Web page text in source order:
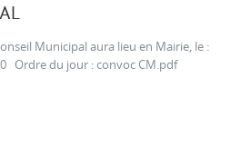
Municipal aura lieu en Mairie, le :
Ordre du jour : convoc CM.pdf